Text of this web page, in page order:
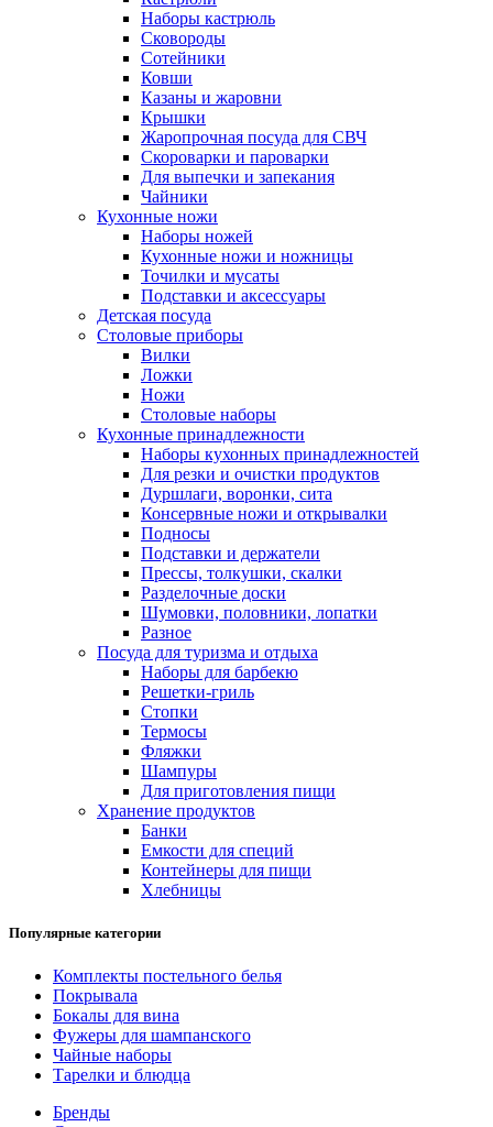
Наборы кастрюль
Сковороды
Сотейники
Ковши
Казаны и жаровни
Крышки
Жаропрочная посуда для СВЧ
Скороварки и пароварки
Для выпечки и запекания
Чайники
Кухонные ножи
Наборы ножей
Кухонные ножи и ножницы
Точилки и мусаты
Подставки и аксессуары
Детская посуда
Столовые приборы
Вилки
Ложки
Ножи
Столовые наборы
Кухонные принадлежности
Наборы кухонных принадлежностей
Для резки и очистки продуктов
Дуршлаги, воронки, сита
Консервные ножи и открывалки
Подносы
Подставки и держатели
Прессы, толкушки, скалки
Разделочные доски
Шумовки, половники, лопатки
Разное
Посуда для туризма и отдыха
Наборы для барбекю
Решетки-гриль
Стопки
Термосы
Фляжки
Шампуры
Для приготовления пищи
Хранение продуктов
Банки
Емкости для специй
Контейнеры для пищи
Хлебницы
Популярные категории
Комплекты постельного белья
Покрывала
Бокалы для вина
Фужеры для шампанского
Чайные наборы
Тарелки и блюдца
Бренды